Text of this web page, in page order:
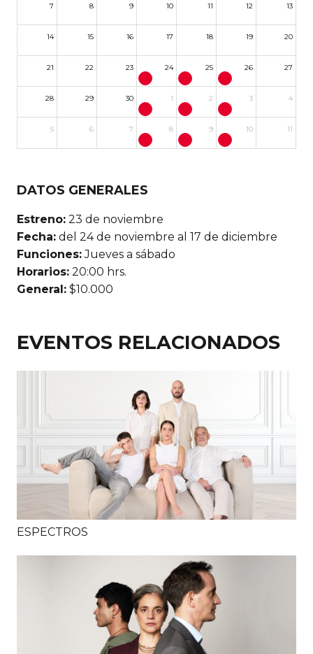
7 8 9 10 11 12 13
14 15 16 17 18 19 20
21 22 23 24 25 26 27
28 29 30 1 2 3 4
5 6 7 8 9 10 11
DATOS GENERALES
Estreno: 23 de noviembre
Fecha: del 24 de noviembre al 17 de diciembre
Funciones:Jueves a sábado
Horarios: 20:00 hrs.
General: $10.000
EVENTOS RELACIONADOS
ESPECTROS